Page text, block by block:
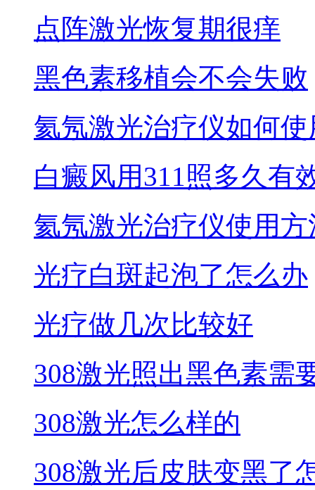
点阵激光恢复期很痒
黑色素移植会不会失败
氦氖激光治疗仪如何使
白癜风用311照多久有
氦氖激光治疗仪使用方
光疗白斑起泡了怎么办
光疗做几次比较好
308激光照出黑色素需
308激光怎么样的
308激光后皮肤变黑了